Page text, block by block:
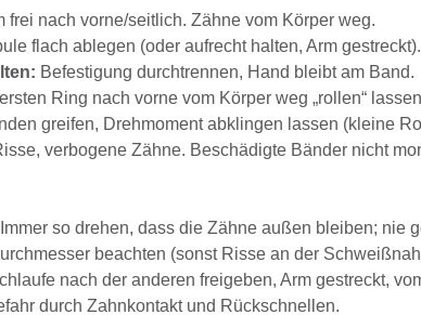
frei nach vorne/seitlich. Zähne vom Körper weg.
flach ablegen (oder aufrecht halten, Arm
Befestigung durchtrennen, Hand bleibt am Band.
Ring nach vorne vom Körper weg „rollen“
greifen, Drehmoment abklingen lassen (kleine
verbogene Zähne. Beschädigte Bänder nicht
Immer so drehen, dass die Zähne außen bleiben; nie
beachten (sonst Risse an der
nach der anderen freigeben, Arm gestreckt,
durch Zahnkontakt und Rückschnellen.